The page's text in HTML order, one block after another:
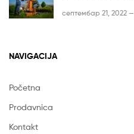
септембар 21, 2022 —
NAVIGACIJA
Početna
Prodavnica
Kontakt